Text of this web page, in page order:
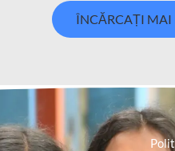
ÎNCĂRCAȚI MAI